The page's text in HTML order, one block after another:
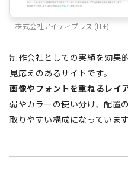
株式会社アイティプラス (IT+)
制作会社としての実績を効果
見応えのあるサイトです。
画像やフォントを重ねるレイ
弱やカラーの使い分け、配置
取りやすい構成になっています